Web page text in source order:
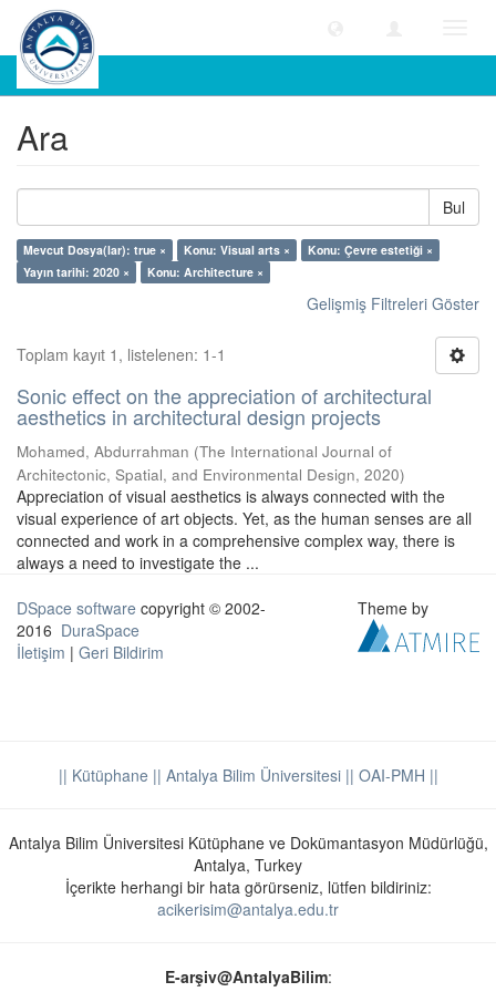
Ara
Ara
Bul
Mevcut Dosya(lar): true × Konu: Visual arts ×
Konu: Çevre estetiği ×
Yayın tarihi: 2020 ×
Konu: Architecture ×
Gelişmiş Filtreleri Göster
Toplam kayıt 1, listelenen: 1-1
Sonic effect on the appreciation of architectural
aesthetics in architectural design projects
Mohamed, Abdurrahman (The International Journal of
Architectonic, Spatial, and Environmental Design, 2020)
Appreciation of visual aesthetics is always connected with the
visual experience of art objects. Yet, as the human senses are all
connected and work in a comprehensive complex way, there is
always a need to investigate the ...
DSpace software copyright © 2002-
2016 DuraSpace
İletişim | Geri Bildirim
Theme by
|| Kütüphane || Antalya Bilim Üniversitesi || OAI-PMH ||
Antalya Bilim Üniversitesi Kütüphane ve Dokümantasyon Müdürlüğü,
Antalya, Turkey
İçerikte herhangi bir hata görürseniz, lütfen bildiriniz:
acikerisim@antalya.edu.tr
E-arşiv@AntalyaBilim: